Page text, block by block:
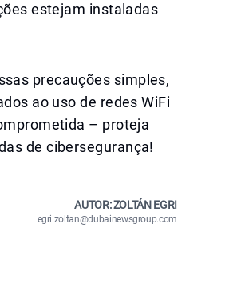
estejam instaladas
precauções simples,
ao uso de redes WiFi
– proteja
de cibersegurança!
AUTOR: ZOLTÁN EGRI
egri.zoltan@dubainewsgroup.com